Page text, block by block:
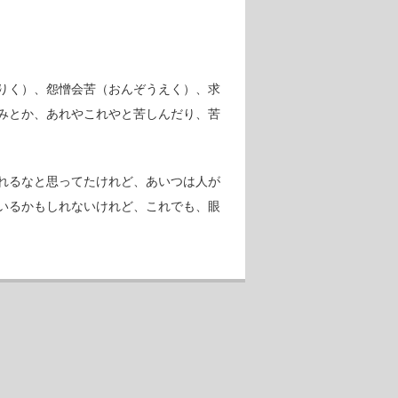
く）、怨憎会苦（おんぞうえく）、求
とか、あれやこれやと苦しんだり、苦
るなと思ってたけれど、あいつは人が
るかもしれないけれど、これでも、眼